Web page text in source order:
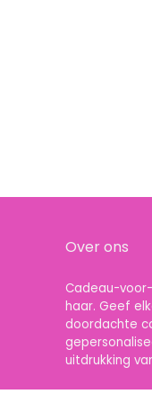
Over ons
Cadeau-
haar. Geef
doordachte
uitdrukking